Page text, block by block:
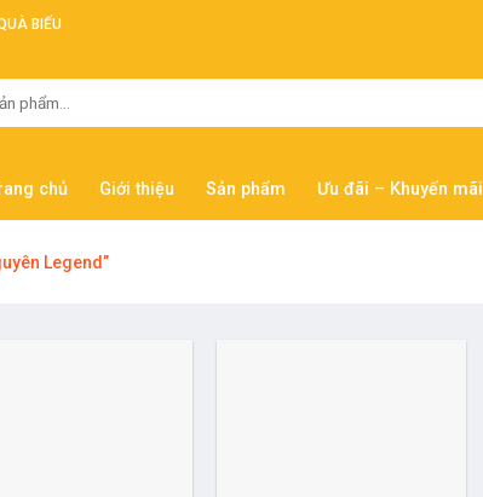
BIẾU
chủ Giới thiệu Sản phẩm Ưu đãi – Khuyến mãi
Legend”